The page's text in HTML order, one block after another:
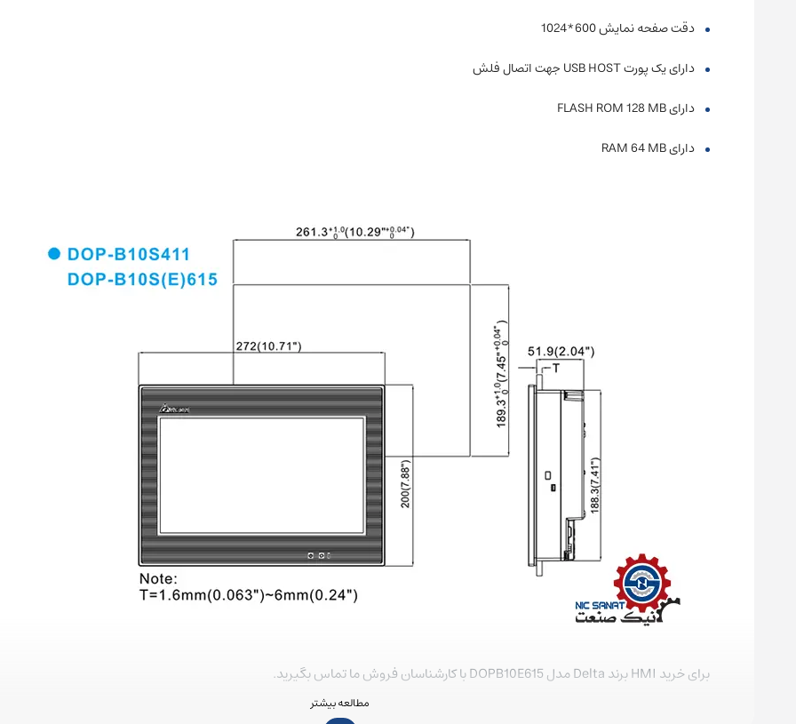
دقت صفحه نمایش 600*1024
دارای یک پورت USB HOST جهت اتصال فلش
دارای FLASH ROM 128 MB
دارای RAM 64 MB
برای خرید HMI برند Delta مدل DOPB10E615 با کارشناسان فروش ما تماس بگیرید.
همچنین در صورتی که علاقه‌مند به یادگیری کار با اچ ام آی هستید، می توانید به بخش